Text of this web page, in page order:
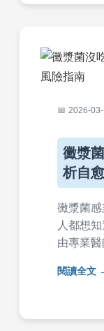
2026-
黴漿
析自
黴漿菌
人都想
由專業
蓋症狀、
閱讀全文